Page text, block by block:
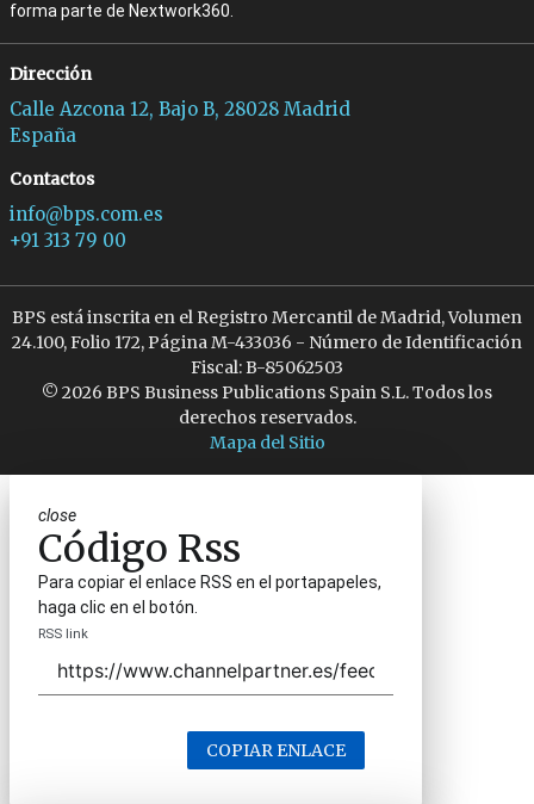
forma parte de Nextwork360.
Dirección
Calle Azcona 12, Bajo B, 28028 Madrid
España
Contactos
info@bps.com.es
+91 313 79 00
BPS está inscrita en el Registro Mercantil de Madrid, Volumen
24.100, Folio 172, Página M-433036 - Número de Identificación
Fiscal: B-85062503
© 2026 BPS Business Publications Spain S.L. Todos los
derechos reservados.
Mapa del Sitio
close
Código Rss
Para copiar el enlace RSS en el portapapeles,
haga clic en el botón.
RSS link
COPIAR ENLACE